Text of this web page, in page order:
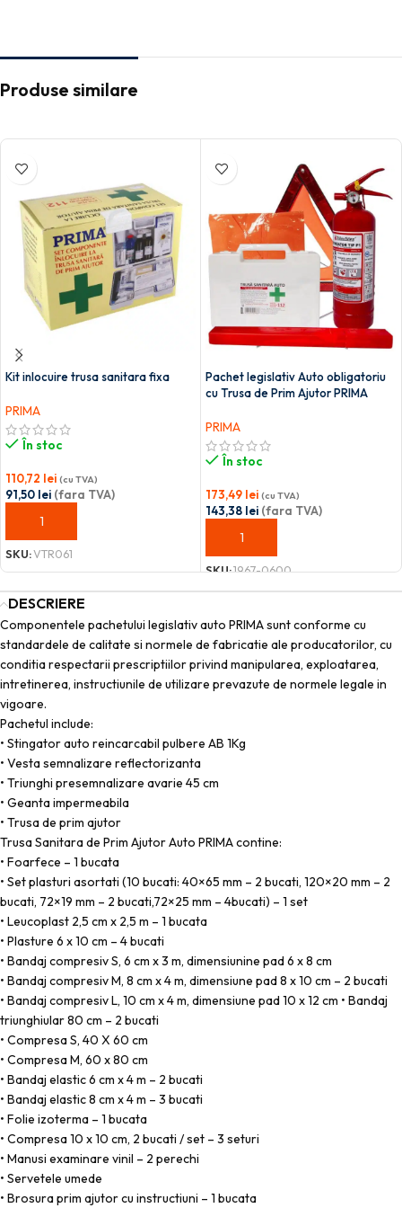
Produse similare
Kit inlocuire trusa sanitara fixa
PRIMA
În stoc
110,72 lei (cu TVA)
91,50 lei (fara TVA)
ADAUGĂ ÎN COȘ
SKU:VTR061
Pachet legislativ Auto obligatoriu
cu Trusa de Prim Ajutor PRIMA
PRIMA
În stoc
173,49 lei (cu TVA)
143,38 lei (fara TVA)
ADAUGĂ ÎN COȘ
SKU:1967-0600
DESCRIERE
Componentele pachetului legislativ auto PRIMA sunt conforme cu
standardele de calitate si normele de fabricatie ale producatorilor, cu
conditia respectarii prescriptiilor privind manipularea, exploatarea,
intretinerea, instructiunile de utilizare prevazute de normele legale in
vigoare.
Pachetul include:
• Stingator auto reincarcabil pulbere AB 1Kg
• Vesta semnalizare reflectorizanta
• Triunghi presemnalizare avarie 45 cm
• Geanta impermeabila
• Trusa de prim ajutor
Trusa Sanitara de Prim Ajutor Auto PRIMA contine:
• Foarfece – 1 bucata
• Set plasturi asortati (10 bucati: 40×65 mm – 2 bucati, 120×20 mm – 2
bucati, 72×19 mm – 2 bucati,72×25 mm – 4bucati) – 1 set
• Leucoplast 2,5 cm x 2,5 m – 1 bucata
• Plasture 6 x 10 cm – 4 bucati
• Bandaj compresiv S, 6 cm x 3 m, dimensiunine pad 6 x 8 cm
• Bandaj compresiv M, 8 cm x 4 m, dimensiune pad 8 x 10 cm – 2 bucati
• Bandaj compresiv L, 10 cm x 4 m, dimensiune pad 10 x 12 cm • Bandaj
triunghiular 80 cm – 2 bucati
• Compresa S, 40 X 60 cm
• Compresa M, 60 x 80 cm
• Bandaj elastic 6 cm x 4 m – 2 bucati
• Bandaj elastic 8 cm x 4 m – 3 bucati
• Folie izoterma – 1 bucata
• Compresa 10 x 10 cm, 2 bucati / set – 3 seturi
• Manusi examinare vinil – 2 perechi
• Servetele umede
• Brosura prim ajutor cu instructiuni – 1 bucata